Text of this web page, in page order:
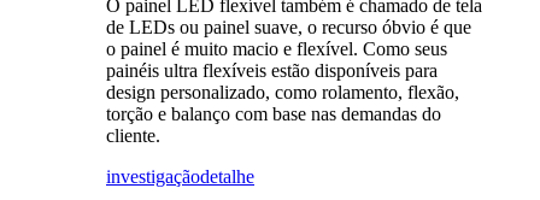
O painel LED flexível também é chamado de tela
de LEDs ou painel suave, o recurso óbvio é que
o painel é muito macio e flexível. Como seus
painéis ultra flexíveis estão disponíveis para
design personalizado, como rolamento, flexão,
torção e balanço com base nas demandas do
cliente.
investigaçãodetalhe